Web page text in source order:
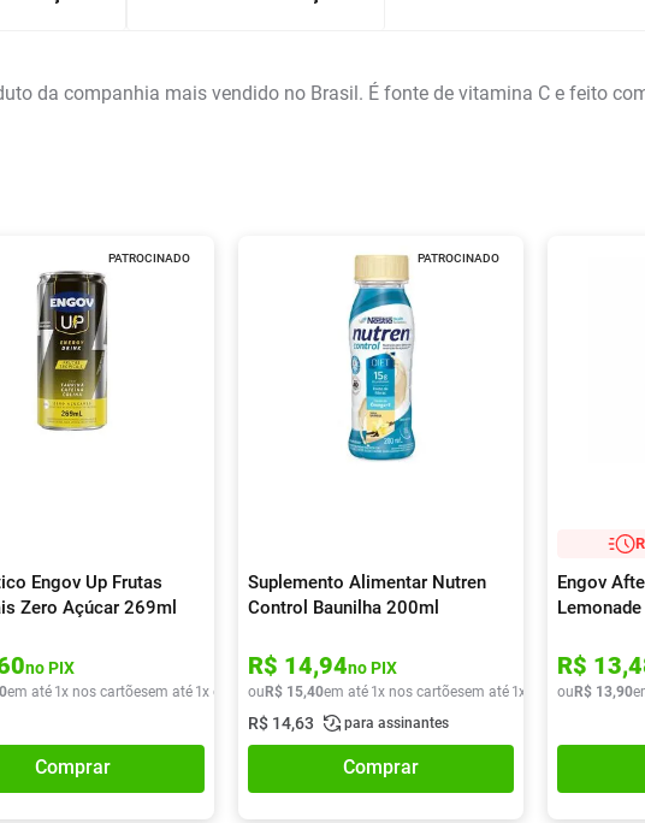
da companhia mais vendido no Brasil. É fonte de vitamina C e feito
PATROCINADO
Engov Up Frutas
Zero Açúcar 269ml
no PIX
em até 1x nos cartõesem até 1x de R$ 9, 90
Comprar
PATROCINADO
Suplemento Alimentar Nutren
Control Baunilha 200ml
R$ 14,94no PIX
ou R$ 15,40em até 1x nos cartõesem até 1x de R$ 15,40
R$ 14,63 para assinantes
Comprar
Engov
R$ 13,
ou R$ 13,90